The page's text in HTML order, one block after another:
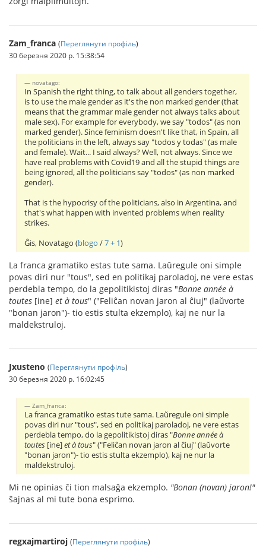
Zam_franca (Переглянути профіль)
30 березня 2020 р. 15:38:54
novatago:
In Spanish the right thing, to talk about all genders together,
is to use the male gender as it's the non marked gender (that
means that the grammar male gender not always talks about
male sex). For example for everybody, we say "todos" (as non
marked gender). Since feminism doesn't like that, in Spain, all
the politicians in the left, always say "todos y todas" (as male
and female). Wait... I said always? Well, not always. Since we
have real problems with Covid19 and all the stupid things are
being ignored, all the politicians say "todos" (as non marked
gender).
That is the hypocrisy of the politicians, also in Argentina, and
that's what happen with invented problems when reality
strikes.
Ĝis, Novatago (blogo /7 + 1)
La franca gramatiko estas tute sama. Laŭregule oni simple
povas diri nur "tous", sed en politikaj paroladoj, ne vere estas
perdebla tempo, do la gepolitikistoj diras "Bonne année à
toutes [ine] et à tous" ("Feliĉan novan jaron al ĉiuj" (laŭvorte
"bonan jaron")- tio estis stulta ekzemplo), kaj ne nur la
maldekstruloj.
Jxusteno (Переглянути профіль)
30 березня 2020 р. 16:02:45
Zam_franca:
La franca gramatiko estas tute sama. Laŭregule oni simple
povas diri nur "tous", sed en politikaj paroladoj, ne vere estas
perdebla tempo, do la gepolitikistoj diras "Bonne année à
toutes [ine]et à tous" ("Feliĉan novan jaron al ĉiuj" (laŭvorte
"bonan jaron")- tio estis stulta ekzemplo), kaj ne nur la
maldekstruloj.
Mi ne opinias ĉi tion malsaĝa ekzemplo. "Bonan (novan) jaron!"
ŝajnas al mi tute bona esprimo.
regxajmartiroj (Переглянути профіль)